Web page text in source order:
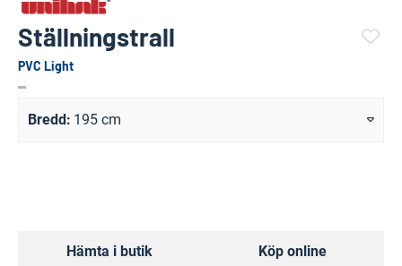
Ställningstrall
PVC Light
Bredd 195 cm
Hämta i butik Köp online